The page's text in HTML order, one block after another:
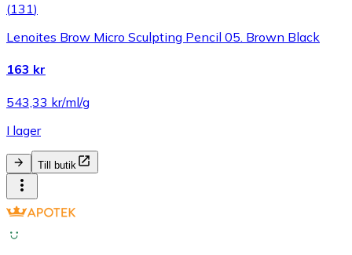
(131)
Lenoites Brow Micro Sculpting Pencil 05. Brown Black
163 kr
543,33 kr/ml/g
I lager
Till butik